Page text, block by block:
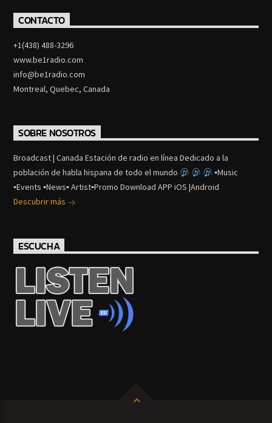
CONTACTO
+1(438) 488-3296
www.be1radio.com
info@be1radio.com
Montreal, Quebec, Canada
SOBRE NOSOTROS
Broadcast | Canada Estación de radio en línea Dedicado a la
población de habla hispana de todo el mundo
▪Music
▪Events ▪News▪ Artist▪Promo Download APP iOS |Android
Descubrir más
ESCUCHA